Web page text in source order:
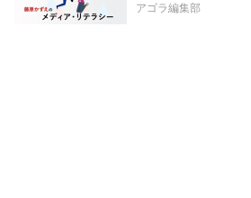
アゴラ編集部